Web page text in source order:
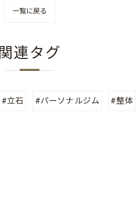
一覧に戻る
関連タグ
#立石 #パーソナルジム #整体